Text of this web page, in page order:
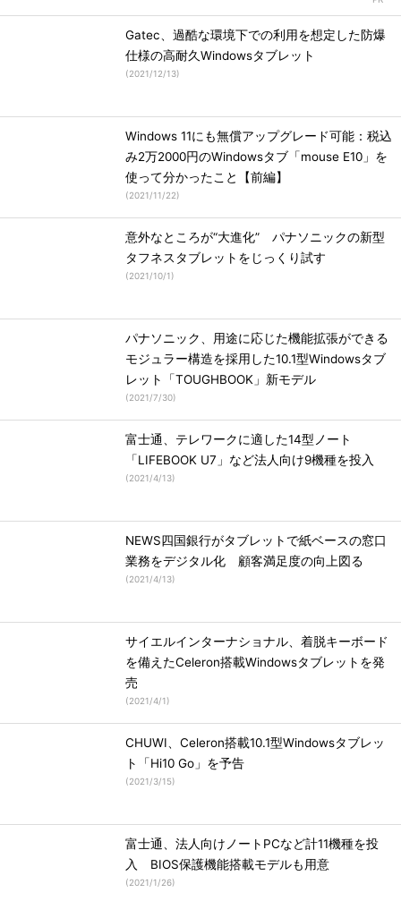
Gatec、過酷な環境下での利用を想定した防爆
仕様の高耐久Windowsタブレット
(2021/12/13)
Windows 11にも無償アップグレード可能：税込
み2万2000円のWindowsタブ「mouse E10」を
使って分かったこと【前編】
(2021/11/22)
意外なところが“大進化” パナソニックの新型
タフネスタブレットをじっくり試す
(2021/10/1)
パナソニック、用途に応じた機能拡張ができる
モジュラー構造を採用した10.1型Windowsタブ
レット「TOUGHBOOK」新モデル
(2021/7/30)
富士通、テレワークに適した14型ノート
「LIFEBOOK U7」など法人向け9機種を投入
(2021/4/13)
NEWS四国銀行がタブレットで紙ベースの窓口
業務をデジタル化 顧客満足度の向上図る
(2021/4/13)
サイエルインターナショナル、着脱キーボード
を備えたCeleron搭載Windowsタブレットを発
売
(2021/4/1)
CHUWI、Celeron搭載10.1型Windowsタブレッ
ト「Hi10 Go」を予告
(2021/3/15)
富士通、法人向けノートPCなど計11機種を投
入 BIOS保護機能搭載モデルも用意
(2021/1/26)